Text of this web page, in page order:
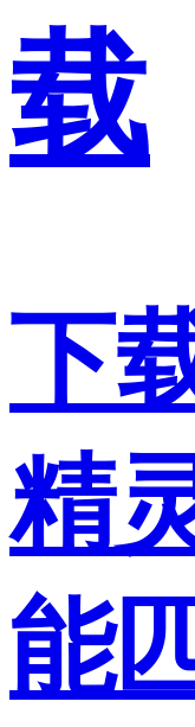
载
下
精
能